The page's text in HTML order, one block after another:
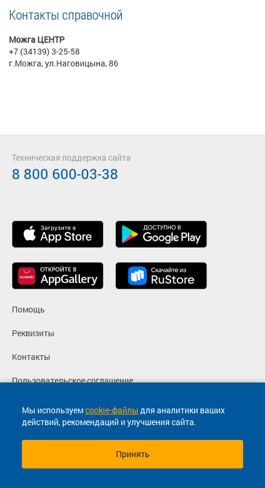
Контакты справочной
Можга ЦЕНТР
+7 (34139) 3-25-58
г.Можга, ул.Наговицына, 86
Мы используемcookie-файлы для аналитики ваших
действий, рекомендаций и улучшения сайта.
Принять
Помощь
Реквизиты
Контакты
Пользовательское соглашение
Политика конфиденциальности
Согласие на маркетинговые сообщения
Техническая поддержка сайта
8 800 600-03-38
© 2013-2026, ООО "Капитал"- Онлайн сервис продажи